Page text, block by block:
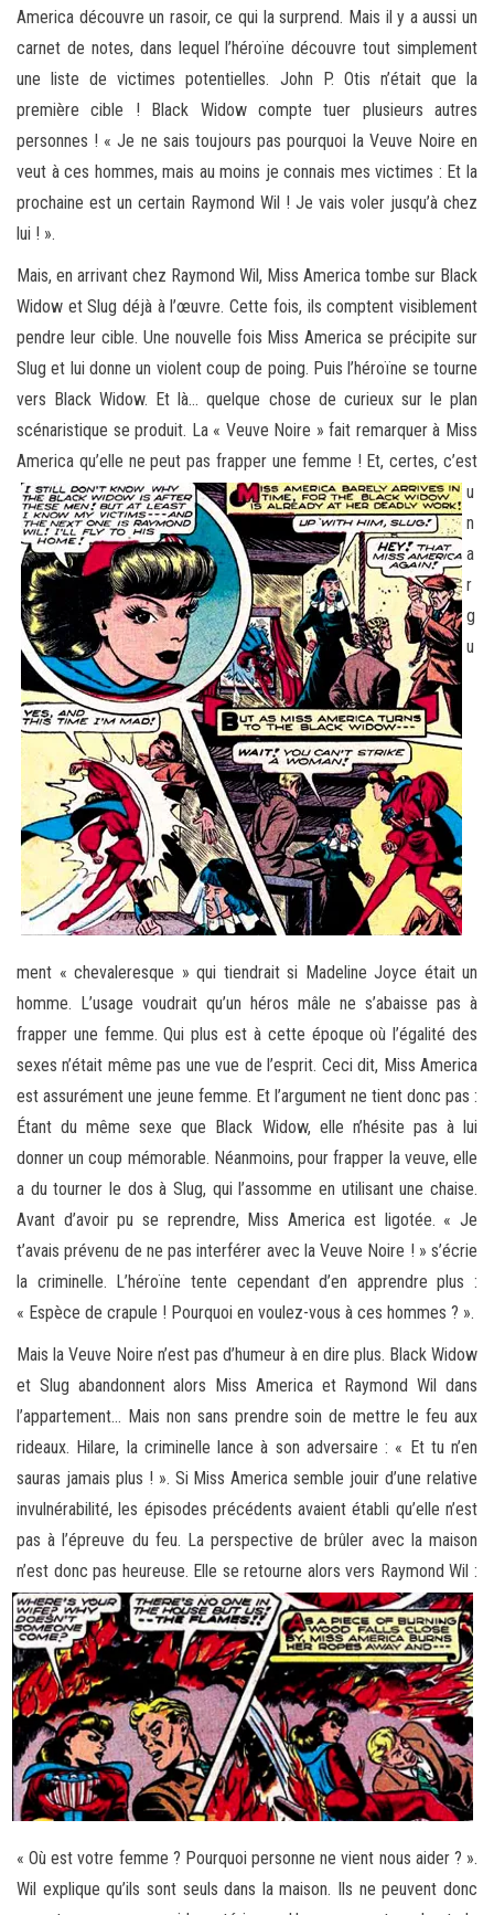
America découvre un rasoir, ce qui la surprend. Mais il y a aussi un
carnet de notes, dans lequel l’héroïne découvre tout simplement
une liste de victimes potentielles. John P. Otis n’était que la
première cible ! Black Widow compte tuer plusieurs autres
personnes ! « Je ne sais toujours pas pourquoi la Veuve Noire en
veut à ces hommes, mais au moins je connais mes victimes : Et la
prochaine est un certain Raymond Wil ! Je vais voler jusqu’à chez
lui ! ».
Mais, en arrivant chez Raymond Wil, Miss America tombe sur Black
Widow et Slug déjà à l’œuvre. Cette fois, ils comptent visiblement
pendre leur cible. Une nouvelle fois Miss America se précipite sur
Slug et lui donne un violent coup de poing. Puis l’héroïne se tourne
vers Black Widow. Et là… quelque chose de curieux sur le plan
scénaristique se produit. La « Veuve Noire » fait remarquer à Miss
America qu’elle ne peut pas frapper une femme ! Et,certes, c’est
u
n
a
r
g
u
ment « chevaleresque » qui tiendrait si Madeline Joyce était un
homme. L’usage voudrait qu’un héros mâle ne s’abaisse pas à
frapper une femme. Qui plus est à cette époque où l’égalité des
sexes n’était même pas une vue de l’esprit. Ceci dit, Miss America
est assurément une jeune femme. Et l’argument ne tient donc pas :
Étant du même sexe que Black Widow, elle n’hésite pas à lui
donner un coup mémorable. Néanmoins, pour frapper la veuve, elle
a du tourner le dos à Slug, qui l’assomme en utilisant une chaise.
Avant d’avoir pu se reprendre, Miss America est ligotée. « Je
t’avais prévenu de ne pas interférer avec la Veuve Noire ! » s’écrie
la criminelle. L’héroïne tente cependant d’en apprendre plus :
« Espèce de crapule ! Pourquoi en voulez-vous à ces hommes ? ».
Mais la Veuve Noire n’est pas d’humeur à en dire plus. Black Widow
et Slug abandonnent alors Miss America et Raymond Wil dans
l’appartement… Mais non sans prendre soin de mettre le feu aux
rideaux. Hilare, la criminelle lance à son adversaire : « Et tu n’en
sauras jamais plus ! ». Si Miss America semble jouir d’une relative
invulnérabilité, les épisodes précédents avaient établi qu’elle n’est
pas à l’épreuve du feu. La perspective de brûler avec la maison
n’est donc pas heureuse. Elle se retourne alors vers Raymond Wil :
« Où est votre femme ? Pourquoi personne ne vient nous aider ? ».
Wil explique qu’ils sont seuls dans la maison. Ils ne peuvent donc